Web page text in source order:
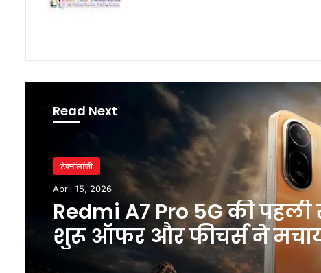
Read Next
टेक्नॉलॉजी
April 15, 2026
Redmi A7 Pro 5G की
शुरू ऑफर और फीचर्स ने
धमाल